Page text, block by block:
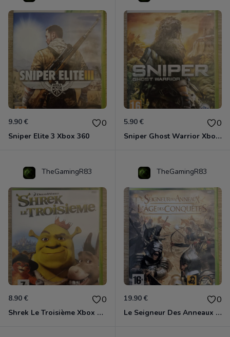
9.90 € 0
Sniper Elite 3 Xbox 360
5.90 € 0
Sniper Ghost Warrior Xbox 360
TheGamingR83
8.90 € 0
Shrek Le Troisième Xbox 360
TheGamingR83
19.90 € 0
Le Seigneur Des Anneaux - L'âge Des Conquêtes Xbox 360